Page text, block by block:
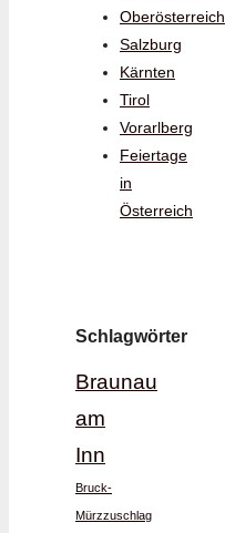
Oberösterreich
Salzburg
Kärnten
Tirol
Vorarlberg
Feiertage
in
Österreich
Schlagwörter
Braunau
am
Inn
Bruck-
Mürzzuschlag